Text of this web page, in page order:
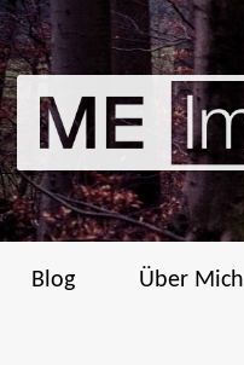
Blog Über Mich